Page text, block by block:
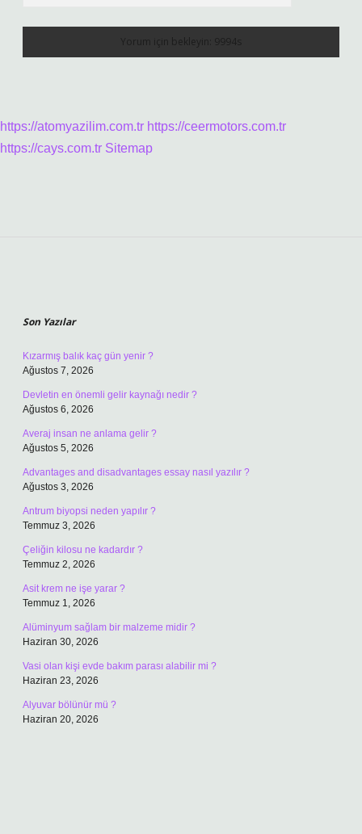
https://atomyazilim.com.tr https://ceermotors.com.tr
https://cays.com.tr Sitemap
Son Yazılar
Kızarmış balık kaç gün yenir ?
Ağustos 7, 2026
Devletin en önemli gelir kaynağı nedir ?
Ağustos 6, 2026
Averaj insan ne anlama gelir ?
Ağustos 5, 2026
Advantages and disadvantages essay nasıl yazılır ?
Ağustos 3, 2026
Antrum biyopsi neden yapılır ?
Temmuz 3, 2026
Çeliğin kilosu ne kadardır ?
Temmuz 2, 2026
Asit krem ne işe yarar ?
Temmuz 1, 2026
Alüminyum sağlam bir malzeme midir ?
Haziran 30, 2026
Vasi olan kişi evde bakım parası alabilir mi ?
Haziran 23, 2026
Alyuvar bölünür mü ?
Haziran 20, 2026